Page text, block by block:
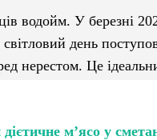
водойм. У березні
день
нерестом. Це
м’ясо у